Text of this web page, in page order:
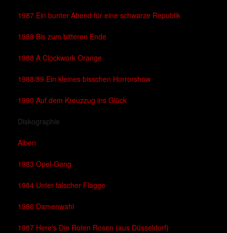
1987 Ein bunter Abend für eine schwarze Republik
1988 Bis zum bitteren Ende
1988 A Clockwork Orange
1988/89 Ein kleines bisschen Horrorshow
1990 Auf dem Kreuzzug ins Glück
Diskographie
Alben
1983 Opel-Gang
1984 Unter falscher Flagge
1986 Damenwahl
1987 Here's Die Roten Rosen (aus Düsseldorf)